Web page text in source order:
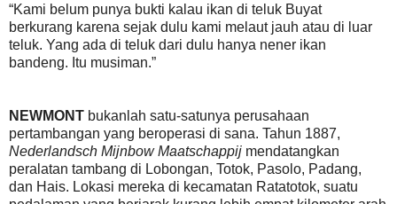
“Kami belum punya bukti kalau ikan di teluk Buyat
berkurang karena sejak dulu kami melaut jauh atau di luar
teluk. Yang ada di teluk dari dulu hanya nener ikan
bandeng. Itu musiman.”
NEWMONT bukanlah satu-satunya perusahaan
pertambangan yang beroperasi di sana. Tahun 1887,
Nederlandsch Mijnbow Maatschappij mendatangkan
peralatan tambang di Lobongan, Totok, Pasolo, Padang,
dan Hais. Lokasi mereka di kecamatan Ratatotok, suatu